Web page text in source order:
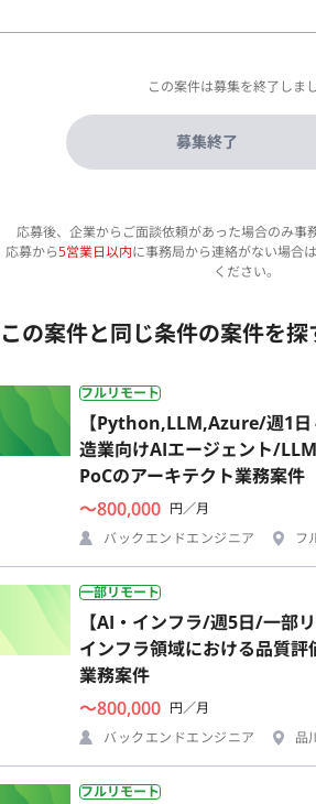
この案件は募集を終了しまし
募集終了
応募後、企業からご面談依頼があった場合のみ事
応募から5営業日以内に事務局から連絡がない場合
ください。
この案件と同じ条件の案件を探
フルリモート
【Python,LLM,Azure/週1
造業向けAIエージェント/
PoCのアーキテクト業務案件
〜800,000 円／月
バックエンドエンジニア
フ
一部リモート
【AI・インフラ/週5日/一部
インフラ領域における品質
業務案件
〜800,000 円／月
バックエンドエンジニア
品
フルリモート